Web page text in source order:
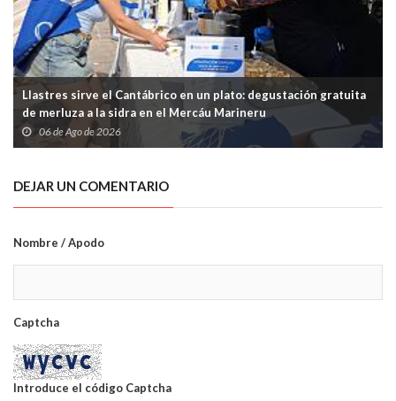
Llastres sirve el Cantábrico en un plato: degustación gratuita
de merluza a la sidra en el Mercáu Marineru
06 de Ago de 2026
DEJAR UN COMENTARIO
Nombre / Apodo
Captcha
Introduce el código Captcha